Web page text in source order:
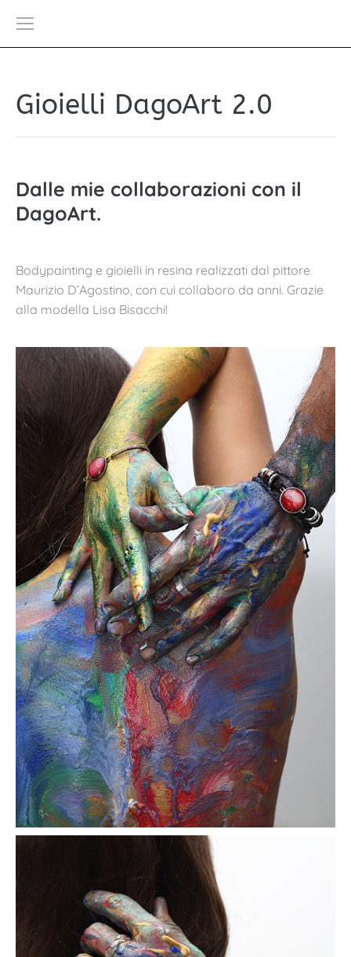
Gioielli DagoArt 2.0
Dalle mie collaborazioni con il
DagoArt.
Bodypainting e gioielli in resina realizzati dal pittore
Maurizio D’Agostino, con cui collaboro da anni. Grazie
alla modella Lisa Bisacchi!